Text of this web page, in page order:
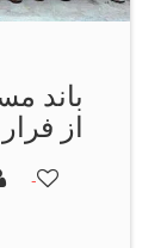
باند
از فرار به
BY -